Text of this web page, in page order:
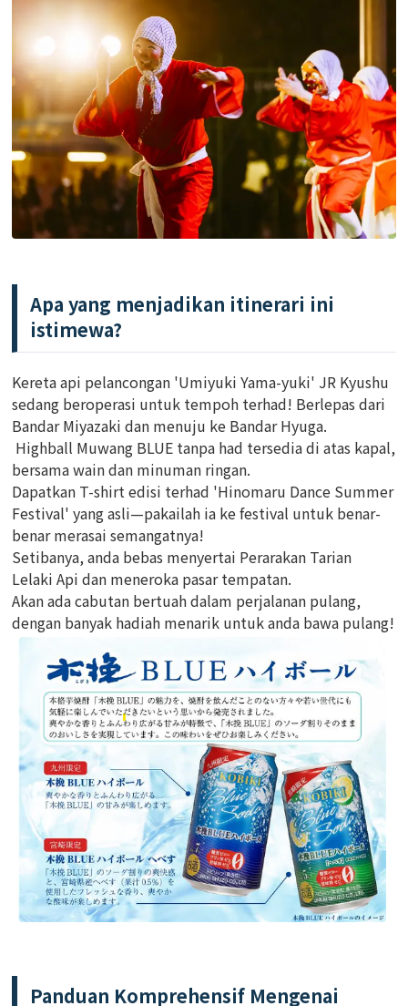
Apa yang menjadikan itinerari ini
istimewa?
Kereta api pelancongan 'Umiyuki Yama-yuki' JR Kyushu
sedang beroperasi untuk tempoh terhad! Berlepas dari
Bandar Miyazaki dan menuju ke Bandar Hyuga.
Highball Muwang BLUE tanpa had tersedia di atas kapal,
bersama wain dan minuman ringan.
Dapatkan T-shirt edisi terhad 'Hinomaru Dance Summer
Festival' yang asli—pakailah ia ke festival untuk benar-
benar merasai semangatnya!
Setibanya, anda bebas menyertai Perarakan Tarian
Lelaki Api dan meneroka pasar tempatan.
Akan ada cabutan bertuah dalam perjalanan pulang,
dengan banyak hadiah menarik untuk anda bawa pulang!
Panduan Komprehensif Mengenai